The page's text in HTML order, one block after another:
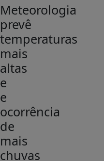
Meteorologia
prevê
temperaturas
mais
altas
e
e
ocorrência
de
mais
chuvas